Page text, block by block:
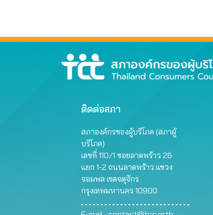
ติดต่อสภา
สภาองค์กรของผู้บริโภค (สภาผู้
บริโภค)
เลขที่ 110/1 ซอยลาดพร้าว 26
แยก 1-2 ถนนลาดพร้าว แขวง
จอมพล เขตจตุจักร
กรุงเทพมหานคร 10900